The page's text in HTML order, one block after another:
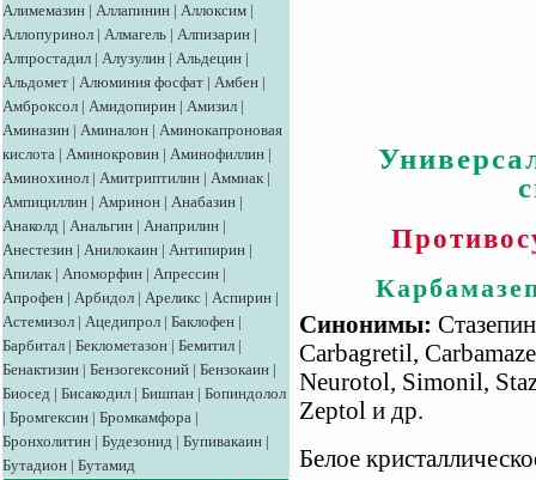
Алимемазин | Аллапинин | Аллоксим |
Аллопуринол | Алмагель | Алпизарин |
Алпростадил | Алузулин | Альдецин |
Альдомет | Алюминия фосфат | Амбен |
Амброксол | Амидопирин | Амизил |
Аминазин | Аминалон | Аминокапроновая
кислота | Аминокровин | Аминофиллин |
Аминохинол | Амитриптилин | Аммиак |
Ампициллин | Амринон | Анабазин |
Анаколд | Анальгин | Анаприлин |
Анестезин | Анилокаин | Антипирин |
Апилак | Апоморфин | Апрессин |
Апрофен | Арбидол | Ареликс | Аспирин |
Астемизол | Ацедипрол | Баклофен |
Барбитал | Беклометазон | Бемитил |
Бенактизин | Бензогексоний | Бензокаин |
Биосед | Бисакодил | Бишпан | Бопиндолол
| Бромгексин | Бромкамфора |
Бронхолитин | Будезонид | Бупивакаин |
Бутадион | Бутамид
Синонимы:
Carbagretil,
Neurotol, Simonil,
Zeptol и др.
Белое